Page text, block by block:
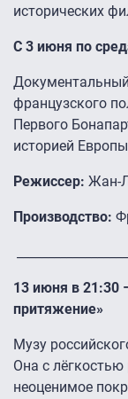
исторических
С 3 июня по
французского
Первого
историей
Режиссер: Жан-
Производство:
13 июня в 21:30
притяжение»
Музу
Она с
неоценимое